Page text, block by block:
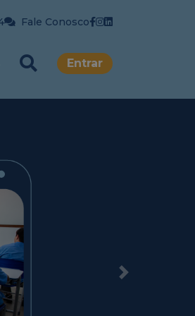
Fale Conosco
Entrar
Next